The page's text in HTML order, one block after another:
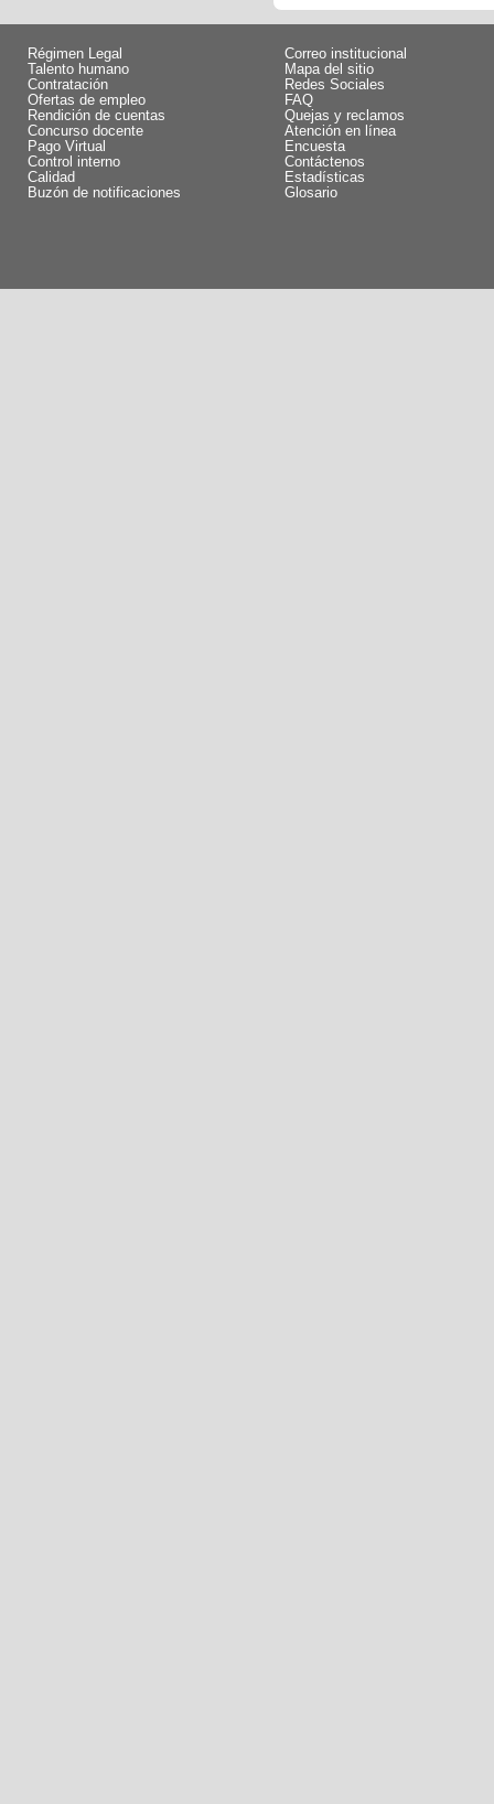
Régimen Legal
Talento humano
Contratación
Ofertas de empleo
Rendición de cuentas
Concurso docente
Pago Virtual
Control interno
Calidad
Buzón de notificaciones
Correo institucional
Mapa del sitio
Redes Sociales
FAQ
Quejas y reclamos
Atención en línea
Encuesta
Contáctenos
Estadísticas
Glosario